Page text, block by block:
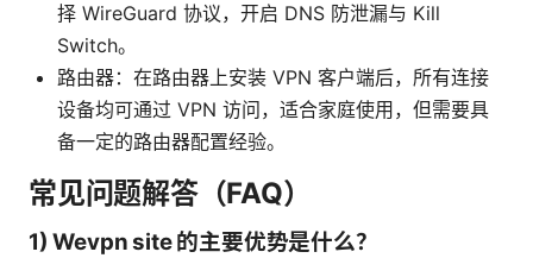
择 WireGuard 协议，开启 DNS 防泄漏与 Kill
Switch。
路由器：在路由器上安装 VPN 客户端后，所有连接
设备均可通过 VPN 访问，适合家庭使用，但需要具
备一定的路由器配置经验。
常见问题解答（FAQ）
1) Wevpn site 的主要优势是什么？